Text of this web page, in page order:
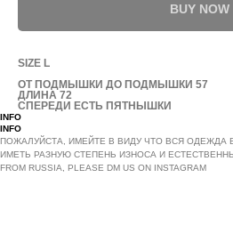
BUY NOW
SIZE L
ОТ ПОДМЫШКИ ДО ПОДМЫШКИ 57
ДЛИНА 72
СПЕРЕДИ ЕСТЬ ПЯТНЫШКИ
INFO
INFO
ПОЖАЛУЙСТА, ИМЕЙТЕ В ВИДУ ЧТО ВСЯ
ИМЕТЬ РАЗНУЮ СТЕПЕНЬ ИЗНОСА И
FROM RUSSIA, PLEASE DM US ON INSTAGRAM